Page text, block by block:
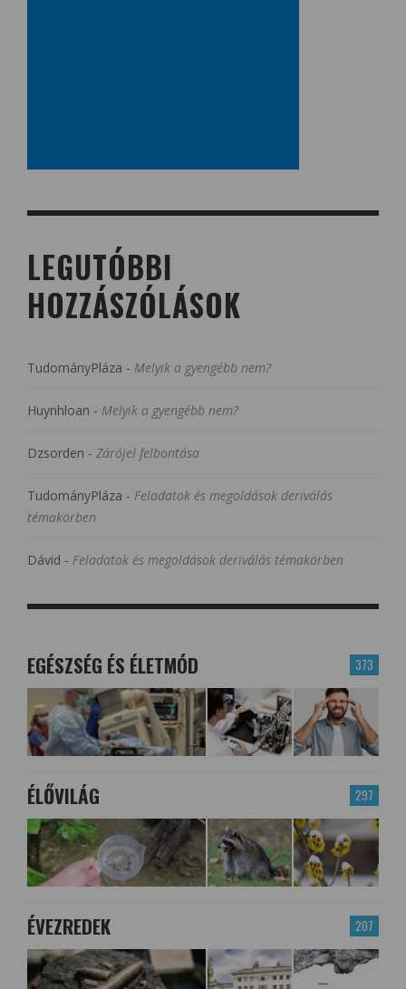
LEGUTÓBBI
HOZZÁSZÓLÁSOK
TudományPláza - Melyik a gyengébb nem?
Huynhloan - Melyik a gyengébb nem?
Dzsorden - Zárójel felbontása
TudományPláza - Feladatok és megoldások deriválás
témakörben
Dávid - Feladatok és megoldások deriválás témakörben
373
EGÉSZSÉG ÉS ÉLETMÓD
297
ÉLŐVILÁG
207
ÉVEZREDEK